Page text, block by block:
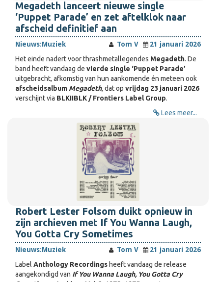
Megadeth lanceert nieuwe single
‘Puppet Parade’ en zet aftelklok naar
afscheid definitief aan
Nieuws:Muziek Tom V
21 januari 2026
Het einde nadert voor thrashmetallegendes Megadeth. De
band heeft vandaag de vierde single ‘Puppet Parade’
uitgebracht, afkomstig van hun aankomende én meteen ook
afscheidsalbum Megadeth, dat op vrijdag 23 januari 2026
verschijnt via BLKIIBLK / Frontiers Label Group.
Lees meer...
Robert Lester Folsom duikt opnieuw in
zijn archieven met If You Wanna Laugh,
You Gotta Cry Sometimes
Nieuws:Muziek Tom V
21 januari 2026
Label Anthology Recordings heeft vandaag de release
aangekondigd van If You Wanna Laugh, You Gotta Cry